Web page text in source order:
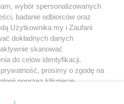
O nas
wybór spersonalizowanych
badanie odbiorców oraz
Użytkownika my i Zaufani
dokładnych danych
skanować
do celów identyfikacji.
prosimy o zgodę na
poprzez kliknięcie
przycisk ustawień prywatności